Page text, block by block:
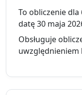
57 dni
temu
58 dni
To obliczenie
datę 30 maja
Obsługuje
uwzględnieniem